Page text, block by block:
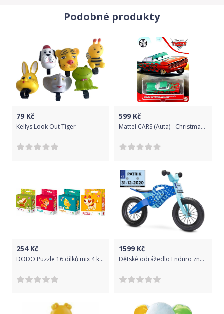
Podobné produkty
79 Kč
Kellys Look Out Tiger
599 Kč
Mattel CARS (Auta) - Christmas Cruiser Ramone (Vánoční Ramone)
254Kč
DODO Puzzle 16 dílků mix 4 kusů (Pejsek, Kočka, Kačenka, Koník)
1599 Kč
Dětské odrážedlo Enduro značky Toyz, dřevěné, barva modrá, s osobní SPZ Text na SPZ: Budoucí vítěz (vítězka) Tour de France, Barva SPZ: růžová